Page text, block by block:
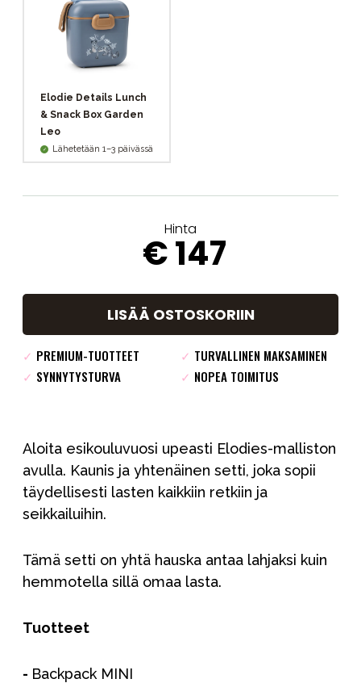
Elodie Details Lunch
& Snack Box Garden
Leo
Lähetetään 1–3 päivässä
Hinta
€ 147
LISÄÄ OSTOSKORIIN
✓ PREMIUM-TUOTTEET ✓ TURVALLINEN MAKSAMINEN
✓ SYNNYTYSTURVA ✓ NOPEA TOIMITUS
Aloita esikouluvuosi upeasti Elodies-malliston
avulla. Kaunis ja yhtenäinen setti, joka sopii
täydellisesti lasten kaikkiin retkiin ja
seikkailuihin.
Tämä setti on yhtä hauska antaa lahjaksi kuin
hemmotella sillä omaa lasta.
Tuotteet
- Backpack MINI